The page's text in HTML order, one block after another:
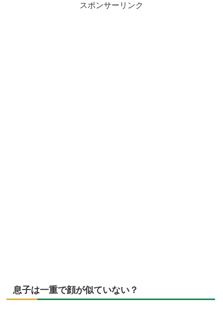
スポンサーリンク
息子は一重で顔が似ていない？